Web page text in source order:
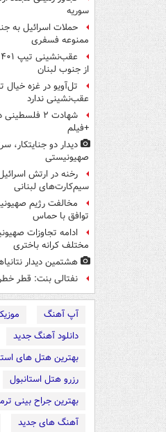
سوریه
حملات اسرائیل به
ممنوعه فسفری
از جنوب لبنان
تل‌آویو در غزه
عقب‌نشینی ندارد
شهادت ۲
+فیلم
دیدار دو جنایتکار،‌
صهیونیستی
رخنه در ارتش
سیم‌کارت‌های لبنانی
توافق با حماس
ادامه تجاوزات
مختلف کرانه باختری
هشتمین دیدار
نفتالی بنت: قطر
آپ آهنگ
دانلود آهنگ جدید
بهترین هتل های
رزرو هتل استانبول
بهترین جراح بینی
آهنگ های جدید